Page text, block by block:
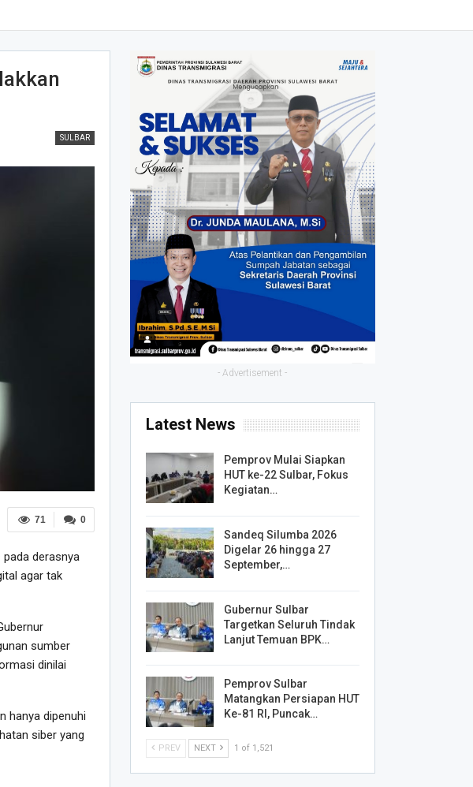
SULBAR
0
71
derasnya
agar tak
sumber
dinilai
hanya dipenuhi
siber yang
- Advertisement -
Latest News
Pemprov Mulai Siapkan
HUT ke-22 Sulbar, Fokus
Kegiatan…
Sandeq Silumba 2026
Digelar 26 hingga 27
September,…
Gubernur Sulbar
Targetkan Seluruh Tindak
Lanjut Temuan BPK…
Pemprov Sulbar
Matangkan Persiapan HUT
Ke-81 RI, Puncak…
PREV NEXT 1 of 1,521